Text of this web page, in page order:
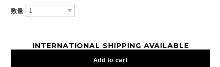
数量
INTERNATIONAL SHIPPING AVAILABLE
Add to cart